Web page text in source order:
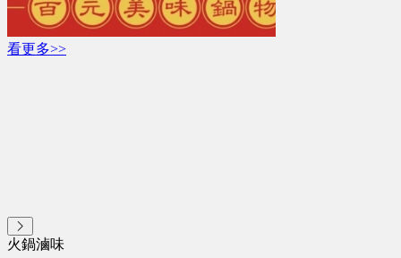
看更多>>
火鍋滷味